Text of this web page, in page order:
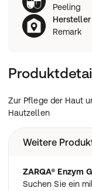
Peeling
Hersteller
Remark
Zur Pflege der Haut
Hautzellen
Weitere
ZARQA® Enzym
Suchen Sie ein